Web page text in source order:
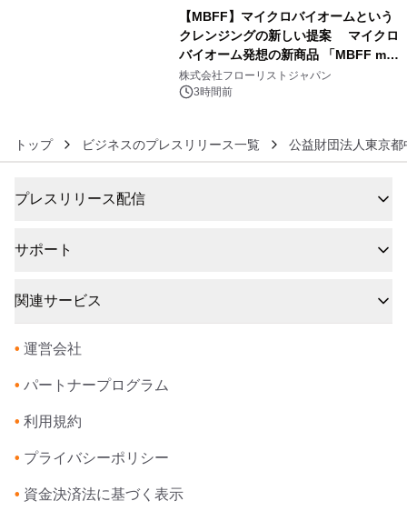
【MBFF】マイクロバイオームという
クレンジングの新しい提案 マイクロ
バイオーム発想の新商品 「MBFF mb
クレンジングPRO」を2026年8月6日
発売
株式会社フローリストジャパン
3時間前
トップ ビジネスのプレスリリース一覧 公益財団法人東京
プレスリリース配信
サポート
関連サービス
• 運営会社
• パートナープログラム
• 利用規約
• プライバシーポリシー
• 資金決済法に基づく表示